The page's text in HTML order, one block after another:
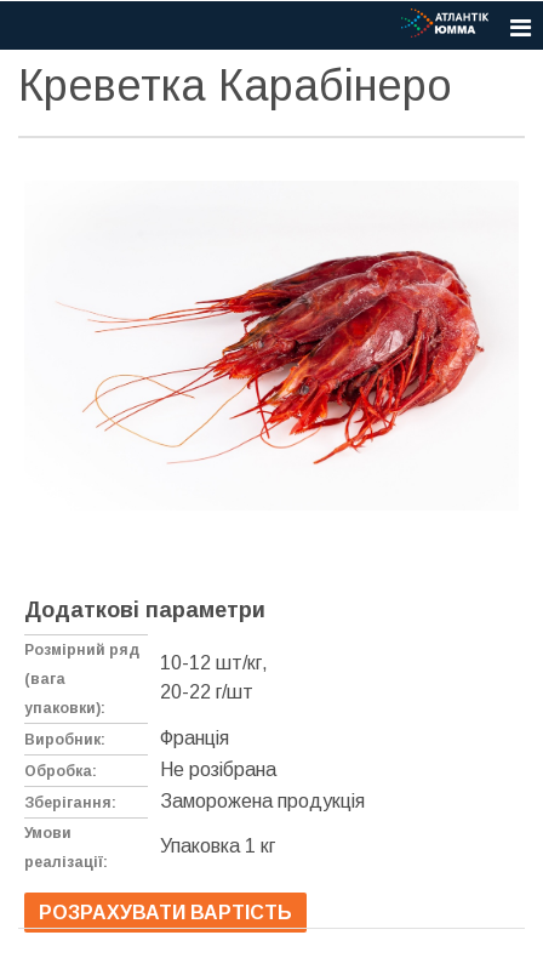
Креветка Карабінеро
Додаткові параметри
Розмірний ряд
(вага
упаковки):
10-12 шт/кг,
20-22 г/шт
Виробник: Франція
Обробка: Не розібрана
Зберігання: Заморожена продукція
Умови
реалізації:
Упаковка 1 кг
РОЗРАХУВАТИ ВАРТІСТЬ